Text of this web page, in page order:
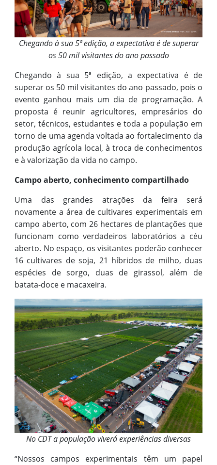
Chegando à sua 5ª edição, a expectativa é de superar
os 50 mil visitantes do ano passado
Chegando à sua 5ª edição, a expectativa é de
superar os 50 mil visitantes do ano passado, pois o
evento ganhou mais um dia de programação. A
proposta é reunir agricultores, empresários do
setor, técnicos, estudantes e toda a população em
torno de uma agenda voltada ao fortalecimento da
produção agrícola local, à troca de conhecimentos
e à valorização da vida no campo.
Campo aberto, conhecimento compartilhado
Uma das grandes atrações da feira será
novamente a área de cultivares experimentais em
campo aberto, com 26 hectares de plantações que
funcionam como verdadeiros laboratórios a céu
aberto. No espaço, os visitantes poderão conhecer
16 cultivares de soja, 21 híbridos de milho, duas
espécies de sorgo, duas de girassol, além de
batata-doce e macaxeira.
No CDT a população viverá experiências diversas
“Nossos campos experimentais têm um papel